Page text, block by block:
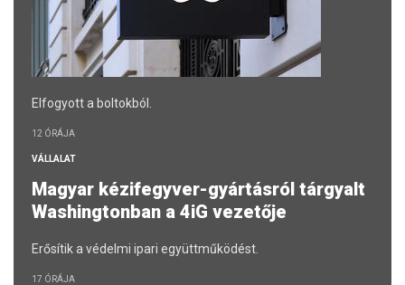
Elfogyott a boltokból.
12 ÓRÁJA
VÁLLALAT
Magyar kézifegyver-gyártásról tárgyalt
Washingtonban a 4iG vezetője
Erősítik a védelmi ipari együttműködést.
17 ÓRÁJA